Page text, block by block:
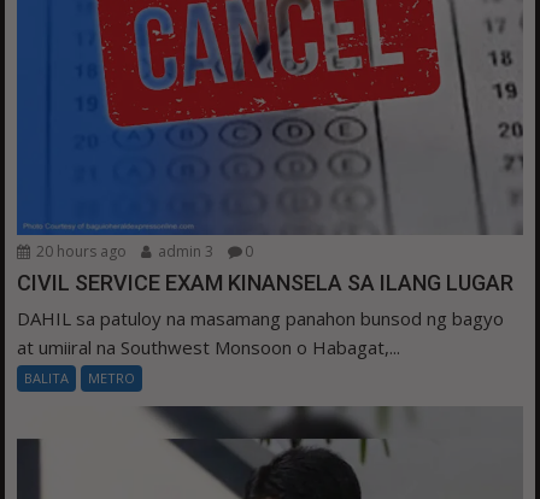
20 hours ago admin 3 0
CIVIL SERVICE EXAM KINANSELA SA ILANG LUGAR
DAHIL sa patuloy na masamang panahon bunsod ng bagyo
at umiiral na Southwest Monsoon o Habagat,...
BALITA METRO